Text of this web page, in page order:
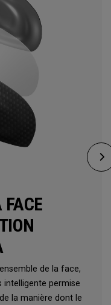
de la face,
intelligente permise
la manière dont le